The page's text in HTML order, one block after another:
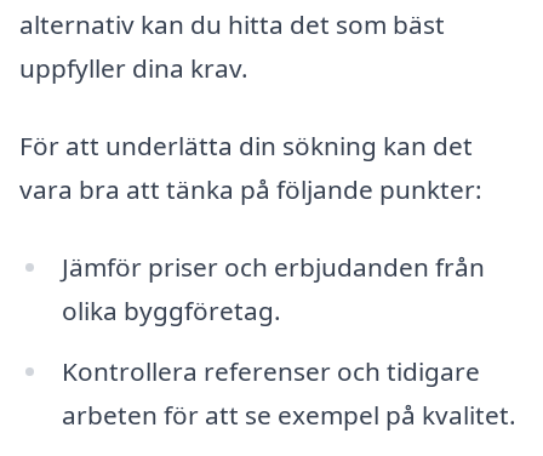
alternativ kan du hitta det som bäst
uppfyller dina krav.
För att underlätta din sökning kan det
vara bra att tänka på följande punkter:
Jämför priser och erbjudanden från
olika byggföretag.
Kontrollera referenser och tidigare
arbeten för att se exempel på kvalitet.